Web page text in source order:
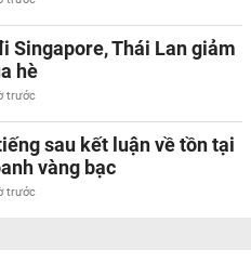
Singapore, Thái Lan giảm
hè
trước
sau kết luận về tồn tại
vàng bạc
trước